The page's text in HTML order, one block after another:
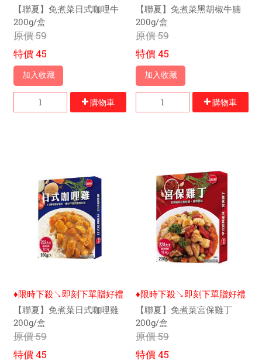
【聯夏】免煮菜日式咖哩牛
200g/盒
原價59
特價45
加入收藏
購物車
【聯夏】免煮菜黑胡椒牛腩
200g/盒
原價59
特價45
加入收藏
購物車
♦限時下殺↘即刻下單贈好禮
【聯夏】免煮菜日式咖哩雞
200g/盒
原價59
特價45
♦限時下殺↘即刻下單贈好禮
【聯夏】免煮菜宮保雞丁
200g/盒
原價59
特價45